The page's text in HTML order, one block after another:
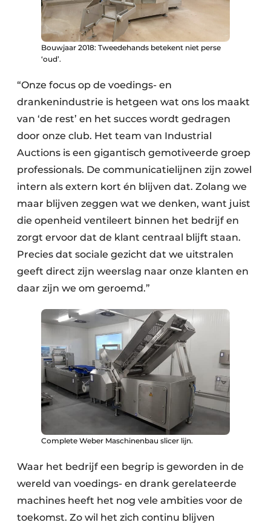
Bouwjaar 2018: Tweedehands betekent niet perse
‘oud’.
“Onze focus op de voedings- en
drankenindustrie is hetgeen wat ons los maakt
van ‘de rest’ en het succes wordt gedragen
door onze club. Het team van Industrial
Auctions is een gigantisch gemotiveerde groep
professionals. De communicatielijnen zijn zowel
intern als extern kort én blijven dat. Zolang we
maar blijven zeggen wat we denken, want juist
die openheid ventileert binnen het bedrijf en
zorgt ervoor dat de klant centraal blijft staan.
Precies dat sociale gezicht dat we uitstralen
geeft direct zijn weerslag naar onze klanten en
daar zijn we om geroemd.”
Complete Weber Maschinenbau slicer lijn.
Waar het bedrijf een begrip is geworden in de
wereld van voedings- en drank gerelateerde
machines heeft het nog vele ambities voor de
toekomst. Zo wil het zich continu blijven